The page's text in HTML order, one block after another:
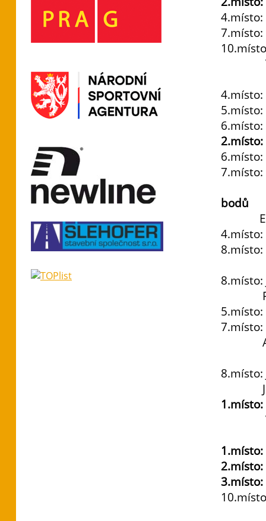
4.místo:
7.místo:
4.místo:
5.místo:
6.místo:
2.místo:
6.místo:
7.místo:
bodů
4.místo:
Filip
Adéla
3.místo: